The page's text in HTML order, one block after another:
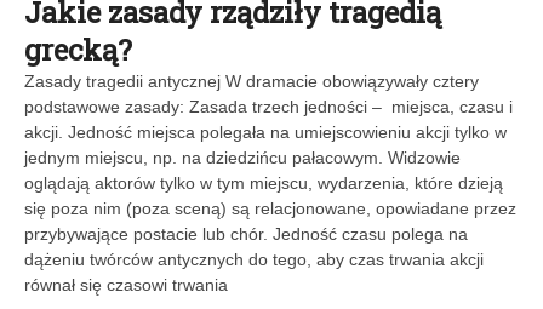
Jakie zasady rządziły tragedią
grecką?
Zasady tragedii antycznej W dramacie obowiązywały cztery
podstawowe zasady: Zasada trzech jedności – miejsca, czasu i
akcji. Jedność miejsca polegała na umiejscowieniu akcji tylko w
jednym miejscu, np. na dziedzińcu pałacowym. Widzowie
oglądają aktorów tylko w tym miejscu, wydarzenia, które dzieją
się poza nim (poza sceną) są relacjonowane, opowiadane przez
przybywające postacie lub chór. Jedność czasu polega na
dążeniu twórców antycznych do tego, aby czas trwania akcji
równał się czasowi trwania